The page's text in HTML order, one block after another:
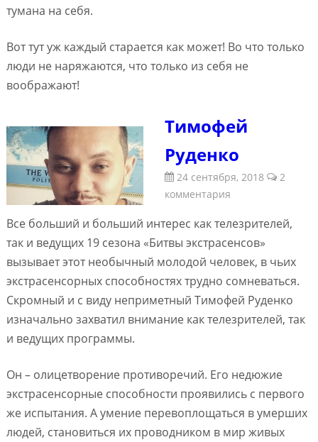
тумана на себя.
Вот тут уж каждый старается как может! Во что только
люди не наряжаются, что только из себя не
воображают!
Тимофей
Руденко
24 сентября, 2018
2
комментария
Все больший и больший интерес как телезрителей,
так и ведущих 19 сезона «Битвы экстрасенсов»
вызывает этот необычный молодой человек, в чьих
экстрасенсорных способностях трудно сомневаться.
Скромный и с виду неприметный Тимофей Руденко
изначально захватил внимание как телезрителей, так
и ведущих программы.
Он – олицетворение противоречий. Его недюжие
экстрасенсорные способности проявились с первого
же испытания. А умение перевоплощаться в умерших
людей, становиться их проводником в мир живых